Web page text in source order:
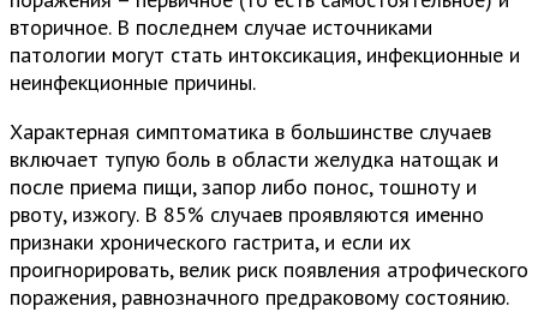
вторичное. В последнем случае источниками
патологии могут стать интоксикация, инфекционные и
неинфекционные причины.
Характерная симптоматика в большинстве случаев
включает тупую боль в области желудка натощак и
после приема пищи, запор либо понос, тошноту и
рвоту, изжогу. В 85% случаев проявляются именно
признаки хронического гастрита, и если их
проигнорировать, велик риск появления атрофического
поражения, равнозначного предраковому состоянию.